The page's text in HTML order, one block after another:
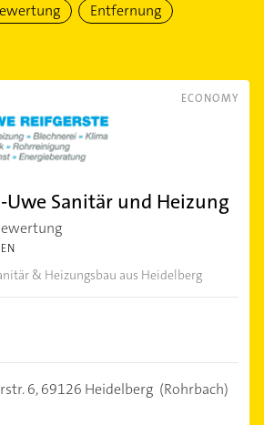
Entfernung
ECONOMY
Uwe Sanitär und Heizung
& Heizungsbau aus Heidelberg
6,69126 Heidelberg (Rohrbach)